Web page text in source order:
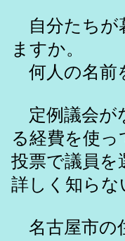
自分たちが
ますか。
何人の名前
定例議会が
る経費を使
投票で議員を
詳しく知らな
名古屋市の